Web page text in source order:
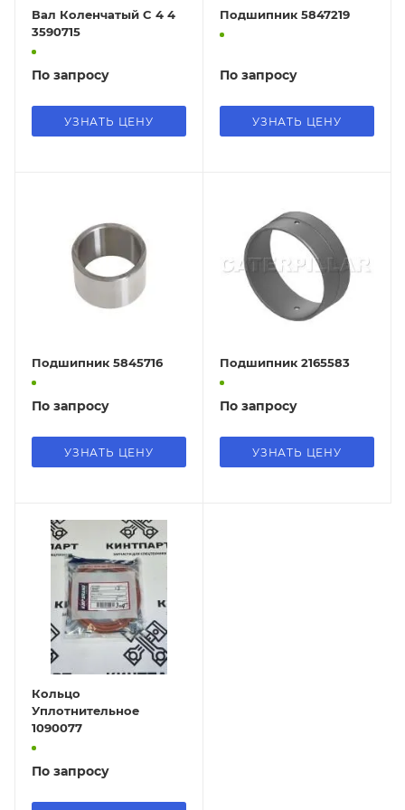
Вал Коленчатый C 4 4
3590715
По запросу
УЗНАТЬ ЦЕНУ
Подшипник 5847219
По запросу
УЗНАТЬ ЦЕНУ
Подшипник 5845716
По запросу
УЗНАТЬ ЦЕНУ
Подшипник 2165583
По запросу
УЗНАТЬ ЦЕНУ
Кольцо
Уплотнительное
1090077
По запросу